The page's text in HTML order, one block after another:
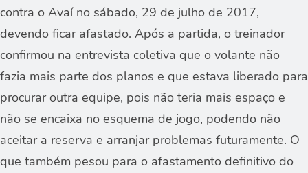
contra o Avaí no sábado, 29 de julho de 2017,
devendo ficar afastado. Após a partida, o treinador
confirmou na entrevista coletiva que o volante não
fazia mais parte dos planos e que estava liberado para
procurar outra equipe, pois não teria mais espaço e
não se encaixa no esquema de jogo, podendo não
aceitar a reserva e arranjar problemas futuramente. O
que também pesou para o afastamento definitivo do